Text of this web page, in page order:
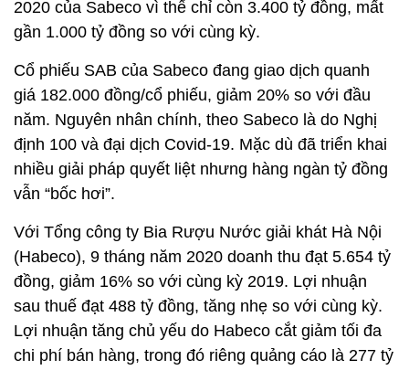
2020 của Sabeco vì thế chỉ còn 3.400 tỷ đồng, mất
gần 1.000 tỷ đồng so với cùng kỳ.
Cổ phiếu SAB của Sabeco đang giao dịch quanh
giá 182.000 đồng/cổ phiếu, giảm 20% so với đầu
năm. Nguyên nhân chính, theo Sabeco là do Nghị
định 100 và đại dịch Covid-19. Mặc dù đã triển khai
nhiều giải pháp quyết liệt nhưng hàng ngàn tỷ đồng
vẫn “bốc hơi”.
Với Tổng công ty Bia Rượu Nước giải khát Hà Nội
(Habeco), 9 tháng năm 2020 doanh thu đạt 5.654 tỷ
đồng, giảm 16% so với cùng kỳ 2019. Lợi nhuận
sau thuế đạt 488 tỷ đồng, tăng nhẹ so với cùng kỳ.
Lợi nhuận tăng chủ yếu do Habeco cắt giảm tối đa
chi phí bán hàng, trong đó riêng quảng cáo là 277 tỷ